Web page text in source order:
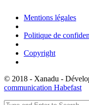
Mentions légales
Politique de
Copyright
© 2018 - Xanadu -
communication Habefast